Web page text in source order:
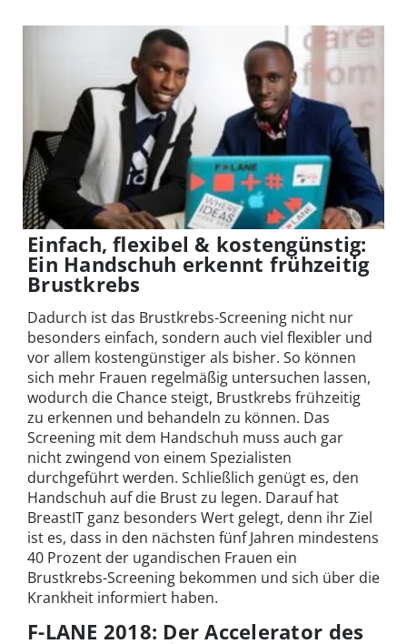
Einfach, flexibel & kostengünstig:
Ein Handschuh erkennt frühzeitig
Brustkrebs
Dadurch ist das Brustkrebs-Screening nicht nur
besonders einfach, sondern auch viel flexibler und
vor allem kostengünstiger als bisher. So können
sich mehr Frauen regelmäßig untersuchen lassen,
wodurch die Chance steigt, Brustkrebs frühzeitig
zu erkennen und behandeln zu können. Das
Screening mit dem Handschuh muss auch gar
nicht zwingend von einem Spezialisten
durchgeführt werden. Schließlich genügt es, den
Handschuh auf die Brust zu legen. Darauf hat
BreastIT ganz besonders Wert gelegt, denn ihr Ziel
ist es, dass in den nächsten fünf Jahren mindestens
40 Prozent der ugandischen Frauen ein
Brustkrebs-Screening bekommen und sich über die
Krankheit informiert haben.
F-LANE 2018: Der Accelerator des